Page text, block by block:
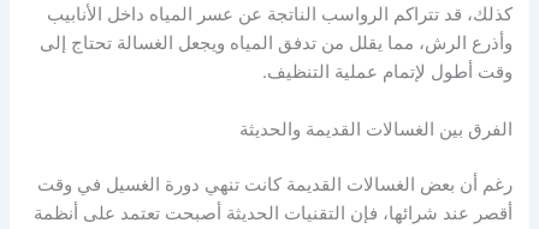
كذلك، قد تتراكم الرواسب الناتجة عن عسر المياه داخل الأنابيب
وأذرع الرش، مما يقلل من تدفق المياه ويجعل الغسالة تحتاج إلى
وقت أطول لإتمام عملية التنظيف.
الفرق بين الغسالات القديمة والحديثة
رغم أن بعض الغسالات القديمة كانت تنهي دورة الغسيل في وقت
أقصر عند شرائها، فإن التقنيات الحديثة أصبحت تعتمد على أنظمة